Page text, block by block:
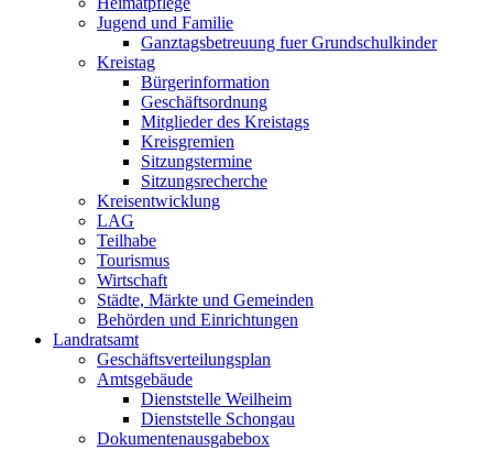
Jugend und Familie
Ganztagsbetreuung fuer Grundschulkinder
Kreistag
Bürgerinformation
Geschäftsordnung
Mitglieder des Kreistags
Kreisgremien
Sitzungstermine
Sitzungsrecherche
Kreisentwicklung
LAG
Teilhabe
Tourismus
Wirtschaft
Städte, Märkte und Gemeinden
Behörden und Einrichtungen
Landratsamt
Geschäftsverteilungsplan
Amtsgebäude
Dienststelle Weilheim
Dienststelle Schongau
Dokumentenausgabebox